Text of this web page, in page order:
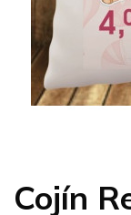
Cojín